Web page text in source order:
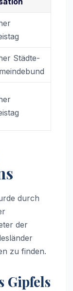
Städte-
durch
der
zu finden.
Gipfels